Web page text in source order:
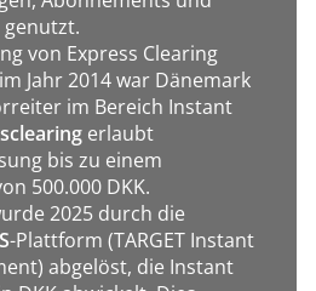
genutzt.
von Express Clearing
Jahr 2014 war Dänemark
im Bereich Instant
erlaubt
bis zu einem
500.000 DKK.
2025 durch die
-Plattform (TARGET Instant
abgelöst, die Instant